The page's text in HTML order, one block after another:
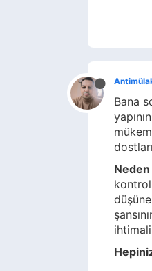
Bana